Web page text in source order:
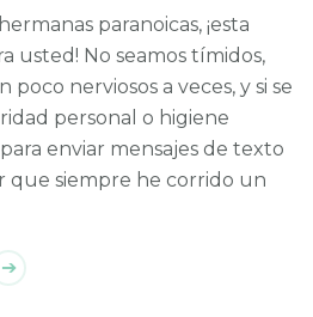
paranoicas, ¡esta
usted! No seamos tímidos,
nerviosos a veces, y si se
personal o higiene
enviar mensajes de texto
que siempre he corrido un